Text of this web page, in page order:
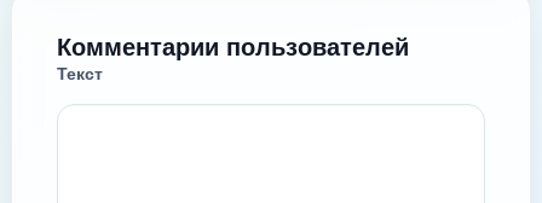
Комментарии пользователей
Текст